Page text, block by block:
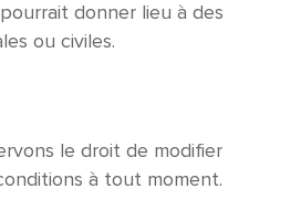
donner lieu à des
ou civiles.
le droit de modifier
à tout moment.